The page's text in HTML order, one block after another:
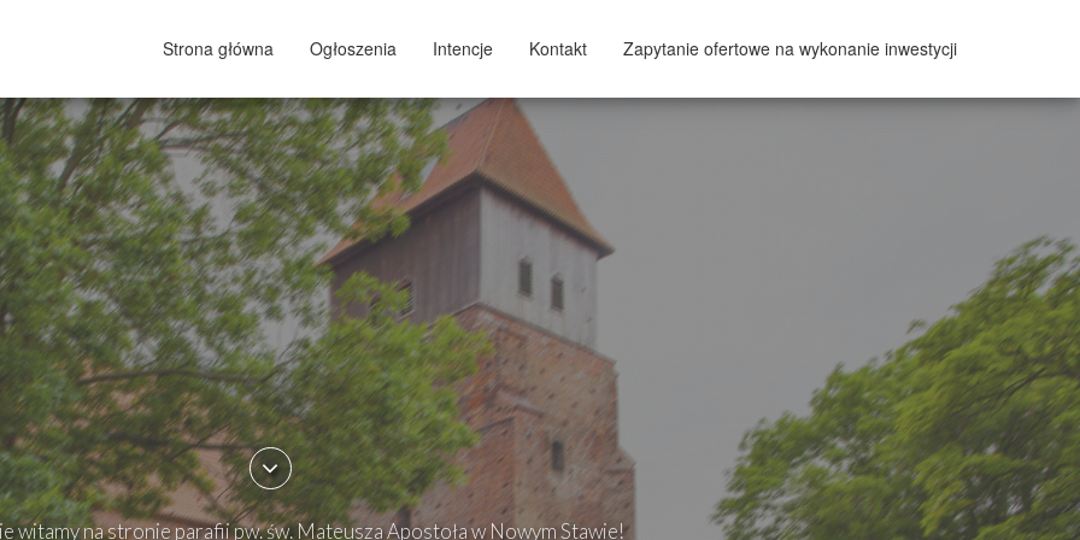
Strona główna Ogłoszenia Intencje Kontakt Zapytanie ofertowe na wykonanie inwestycji
witamy na stronie parafii pw. św. Mateusza Apostoła w Nowym Stawie!